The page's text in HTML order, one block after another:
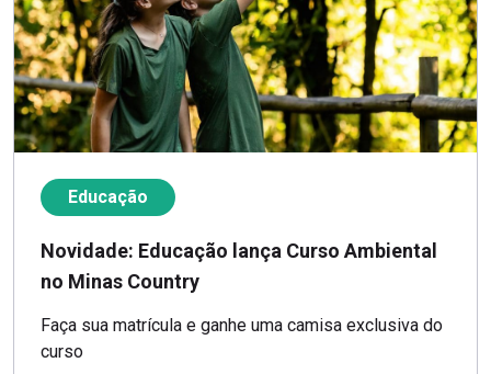
Educação
Novidade: Educação lança Curso Ambiental
no Minas Country
Faça sua matrícula e ganhe uma camisa exclusiva do
curso